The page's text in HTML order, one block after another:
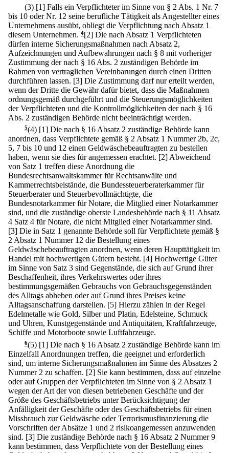
(3) [1] Falls ein Verpflichteter im Sinne von § 2 Abs. 1 Nr. 7
bis 10 oder Nr. 12 seine berufliche Tätigkeit als Angestellter eines
Unternehmens ausübt, obliegt die Verpflichtung nach Absatz 1
diesem Unternehmen. 4[2] Die nach Absatz 1 Verpflichteten
dürfen interne Sicherungsmaßnahmen nach Absatz 2,
Aufzeichnungen und Aufbewahrungen nach § 8 mit vorheriger
Zustimmung der nach § 16 Abs. 2 zuständigen Behörde im
Rahmen von vertraglichen Vereinbarungen durch einen Dritten
durchführen lassen. [3] Die Zustimmung darf nur erteilt werden,
wenn der Dritte die Gewähr dafür bietet, dass die Maßnahmen
ordnungsgemäß durchgeführt und die Steuerungsmöglichkeiten
der Verpflichteten und die Kontrollmöglichkeiten der nach § 16
Abs. 2 zuständigen Behörde nicht beeinträchtigt werden.
5(4) [1] Die nach § 16 Absatz 2 zuständige Behörde kann
anordnen, dass Verpflichtete gemäß § 2 Absatz 1 Nummer 2b, 2c,
5, 7 bis 10 und 12 einen Geldwäschebeauftragten zu bestellen
haben, wenn sie dies für angemessen erachtet. [2] Abweichend
von Satz 1 treffen diese Anordnung die
Bundesrechtsanwaltskammer für Rechtsanwälte und
Kammerrechtsbeistände, die Bundessteuerberaterkammer für
Steuerberater und Steuerbevollmächtigte, die
Bundesnotarkammer für Notare, die Mitglied einer Notarkammer
sind, und die zuständige oberste Landesbehörde nach § 11 Absatz
4 Satz 4 für Notare, die nicht Mitglied einer Notarkammer sind.
[3] Die in Satz 1 genannte Behörde soll für Verpflichtete gemäß §
2 Absatz 1 Nummer 12 die Bestellung eines
Geldwäschebeauftragten anordnen, wenn deren Haupttätigkeit im
Handel mit hochwertigen Gütern besteht. [4] Hochwertige Güter
im Sinne von Satz 3 sind Gegenstände, die sich auf Grund ihrer
Beschaffenheit, ihres Verkehrswertes oder ihres
bestimmungsgemäßen Gebrauchs von Gebrauchsgegenständen
des Alltags abheben oder auf Grund ihres Preises keine
Alltagsanschaffung darstellen. [5] Hierzu zählen in der Regel
Edelmetalle wie Gold, Silber und Platin, Edelsteine, Schmuck
und Uhren, Kunstgegenstände und Antiquitäten, Kraftfahrzeuge,
Schiffe und Motorboote sowie Luftfahrzeuge.
6(5) [1] Die nach § 16 Absatz 2 zuständige Behörde kann im
Einzelfall Anordnungen treffen, die geeignet und erforderlich
sind, um interne Sicherungsmaßnahmen im Sinne des Absatzes 2
Nummer 2 zu schaffen. [2] Sie kann bestimmen, dass auf einzelne
oder auf Gruppen der Verpflichteten im Sinne von § 2 Absatz 1
wegen der Art der von diesen betriebenen Geschäfte und der
Größe des Geschäftsbetriebs unter Berücksichtigung der
Anfälligkeit der Geschäfte oder des Geschäftsbetriebs für einen
Missbrauch zur Geldwäsche oder Terrorismusfinanzierung die
Vorschriften der Absätze 1 und 2 risikoangemessen anzuwenden
sind. [3] Die zuständige Behörde nach § 16 Absatz 2 Nummer 9
kann bestimmen, dass Verpflichtete von der Bestellung eines